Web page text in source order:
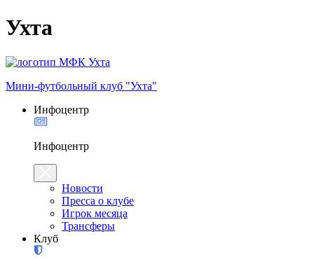
Ухта
Мини-футбольный клуб "Ухта"
Инфоцентр
Инфоцентр
Новости
Пресса о клубе
Игрок месяца
Трансферы
Клуб